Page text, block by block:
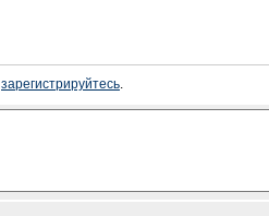
зарегистрируйтесь.